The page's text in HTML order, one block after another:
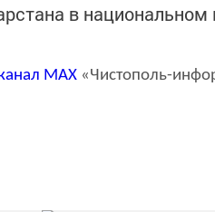
в
MAX «Чистополь-